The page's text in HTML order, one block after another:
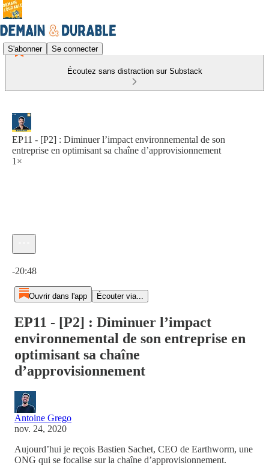
S'abonner Se connecter
Écoutez sans distraction sur Substack
EP11 - [P2] : Diminuer l’impact environnemental de son
entreprise en optimisant sa chaîne d’approvisionnement
1×
-20:48
Ouvrir dans l'app Écouter via...
EP11 - [P2] : Diminuer l’impact
environnemental de son entreprise en
optimisant sa chaîne
d’approvisionnement
Antoine Grego
nov. 24, 2020
Aujourd’hui je reçois Bastien Sachet, CEO de Earthworm, une
ONG qui se focalise sur la chaîne d’approvisionnement.